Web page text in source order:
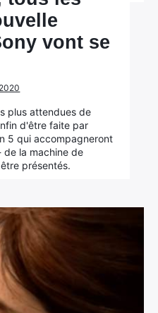
vont se
plus attendues de
d'être faite par
5 qui accompagneront
la machine de
présentés.